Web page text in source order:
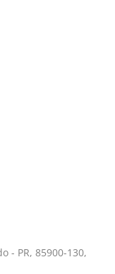
- PR, 85900-130,